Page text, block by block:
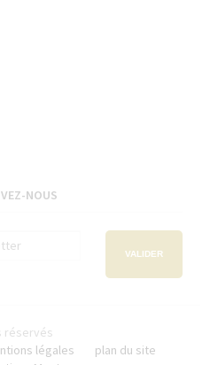
NOUS
VALIDER
réservés
légales
plan du site